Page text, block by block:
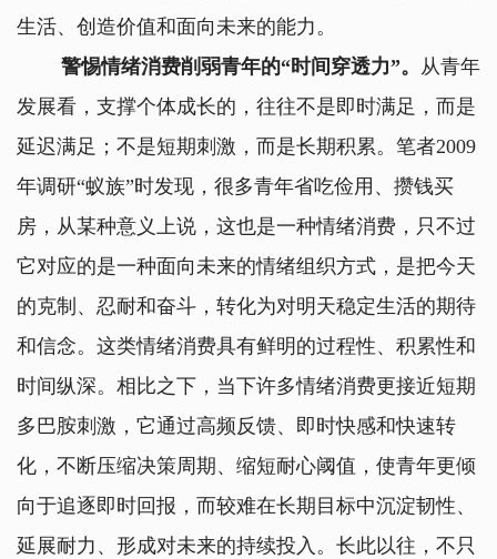
生活、创造价值和面向未来的能力。
警惕情绪消费削弱青年的“时间穿透力”。 从青年
发展看，支撑个体成长的，往往不是即时满足，而是
延迟满足；不是短期刺激，而是长期积累。笔者2009
年调研“蚁族”时发现，很多青年省吃俭用、攒钱买
房，从某种意义上说，这也是一种情绪消费，只不过
它对应的是一种面向未来的情绪组织方式，是把今天
的克制、忍耐和奋斗，转化为对明天稳定生活的期待
和信念。这类情绪消费具有鲜明的过程性、积累性和
时间纵深。相比之下，当下许多情绪消费更接近短期
多巴胺刺激，它通过高频反馈、即时快感和快速转
化，不断压缩决策周期、缩短耐心阈值，使青年更倾
向于追逐即时回报，而较难在长期目标中沉淀韧性、
延展耐力、形成对未来的持续投入。长此以往，不只